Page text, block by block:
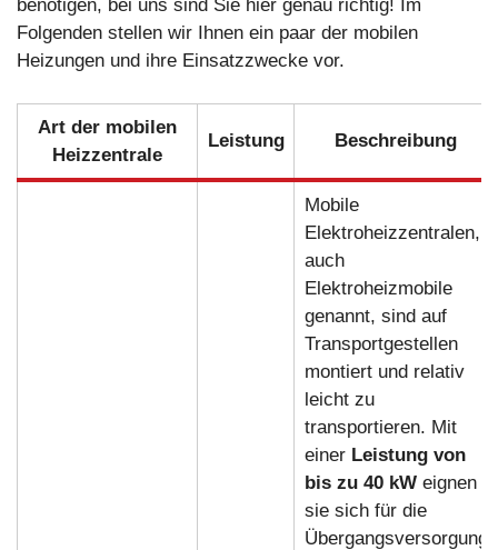
benötigen, bei uns sind Sie hier genau richtig! Im
Folgenden stellen wir Ihnen ein paar der mobilen
Heizungen und ihre Einsatzzwecke vor.
Art der mobilen
Heizzentrale
Leistung Beschreibung
Mobile
Elektroheizzentralen,
auch
Elektroheizmobile
genannt, sind auf
Transportgestellen
montiert und relativ
leicht zu
transportieren. Mit
einer Leistung von
bis zu 40 kWeignen
sie sich für die
Übergangsversorgung